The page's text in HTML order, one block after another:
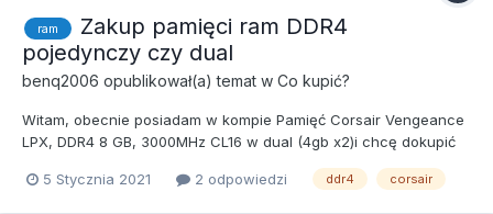
ram
Zakup pamięci ram DDR4
pojedynczy czy dual
benq2006 opublikował(a) temat w Co kupić?
Witam, obecnie posiadam w kompie Pamięć Corsair Vengeance
LPX, DDR4 8 GB, 3000MHz CL16 w dual (4gb x2)i chcę dokupić
jedną kość 8gb. Moja płyta to MSI Z370-A PRO. Pozdrawiam.
5 Stycznia 2021 2 odpowiedzi ddr4 corsair